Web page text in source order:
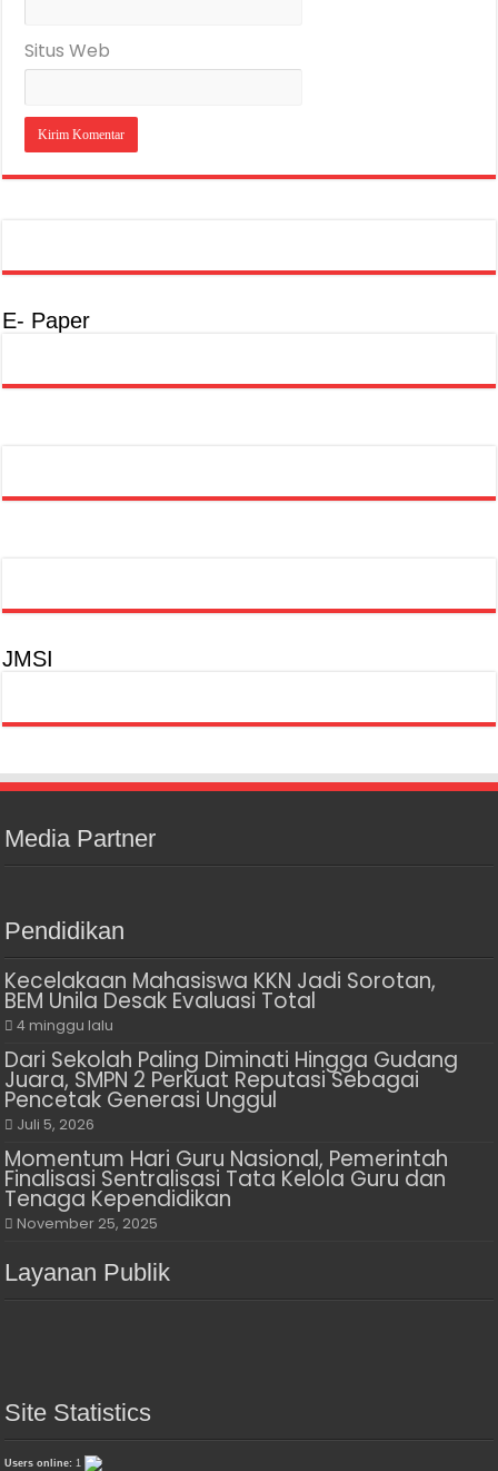
Situs Web
E- Paper
JMSI
Media Partner
Pendidikan
Kecelakaan Mahasiswa KKN Jadi Sorotan,
BEM Unila Desak Evaluasi Total
4 minggu lalu
Dari Sekolah Paling Diminati Hingga Gudang
Juara, SMPN 2 Perkuat Reputasi Sebagai
Pencetak Generasi Unggul
Juli 5, 2026
Momentum Hari Guru Nasional, Pemerintah
Finalisasi Sentralisasi Tata Kelola Guru dan
Tenaga Kependidikan
November 25, 2025
Layanan Publik
Site Statistics
Users online:1